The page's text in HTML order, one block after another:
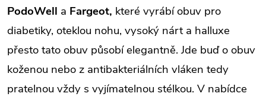
PodoWell a Fargeot, které vyrábí obuv pro
diabetiky, oteklou nohu, vysoký nárt a halluxe
přesto tato obuv působí elegantně. Jde buď o obuv
koženou nebo z antibakteriálních vláken tedy
pratelnou vždy s vyjímatelnou stélkou. V nabídce